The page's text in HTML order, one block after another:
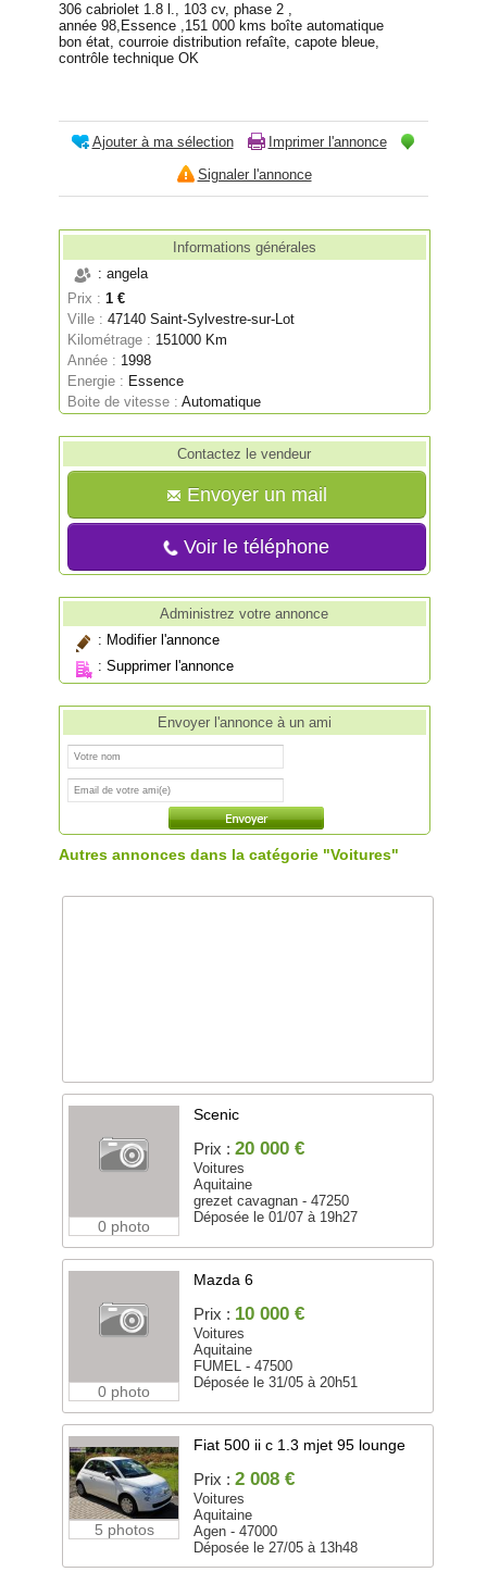
306 cabriolet 1.8 l., 103 cv, phase 2 ,
année 98,Essence ,151 000 kms boîte automatique
bon état, courroie distribution refaîte, capote bleue,
contrôle technique OK
Ajouter à ma sélection
Imprimer l'annonce
Signaler l'annonce
Informations générales
: angela
Prix : 1 €
Ville :47140 Saint-Sylvestre-sur-Lot
Kilométrage : 151000 Km
Année : 1998
Energie : Essence
Boite de vitesse : Automatique
Contactez le vendeur
Envoyer un mail
Voir le téléphone
Administrez votre annonce
: Modifier l'annonce
:Supprimer l'annonce
Envoyer l'annonce à un ami
Autres annonces dans la catégorie "Voitures"
0 photo
Scenic
Prix : 20 000 €
Voitures
Aquitaine
grezet cavagnan - 47250
Déposée le 01/07 à 19h27
0 photo
Mazda 6
Prix : 10 000 €
Voitures
Aquitaine
FUMEL - 47500
Déposée le 31/05 à 20h51
5 photos
Fiat 500 ii c 1.3 mjet 95 lounge
Prix : 2 008 €
Voitures
Aquitaine
Agen - 47000
Déposée le 27/05 à 13h48